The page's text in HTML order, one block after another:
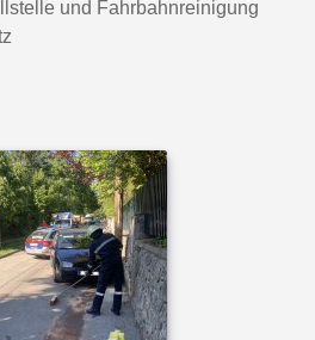
und Fahrbahnreinigung